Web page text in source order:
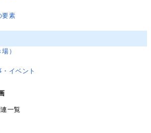
要素
）
イベント
一覧